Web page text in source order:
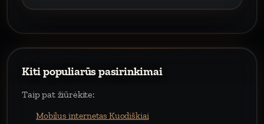
Kiti populiarūs pasirinkimai
Taip pat žiūrėkite:
Mobilus internetas Kuodiškiai